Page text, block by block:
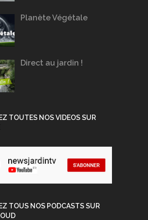
Planète Végétale
Direct au jardin !
TOUTES NOS VIDEOS SUR
TOUS NOS PODCASTS SUR